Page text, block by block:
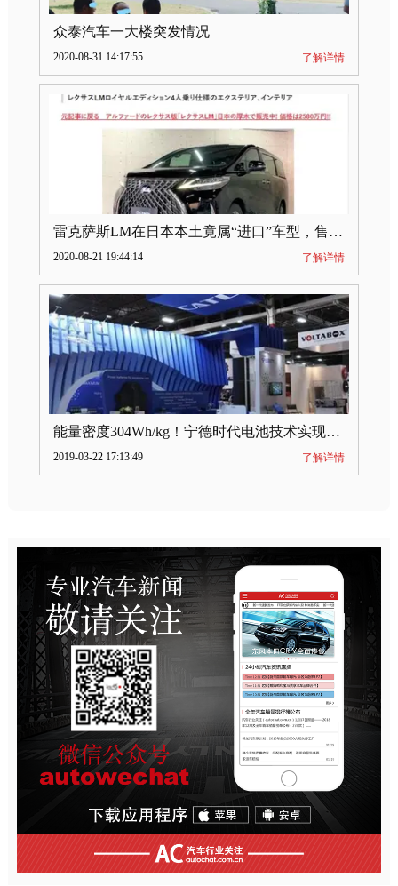
众泰汽车一大楼突发情况
2020-08-31 14:17:55 了解详情
雷克萨斯LM在日本本土竟属“进口”车型，售价2580万日元
2020-08-21 19:44:14 了解详情
能量密度304Wh/kg！宁德时代电池技术实现突破
2019-03-22 17:13:49 了解详情